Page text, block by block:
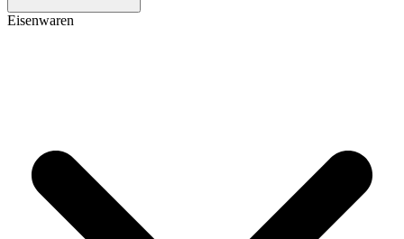
Eisenwaren